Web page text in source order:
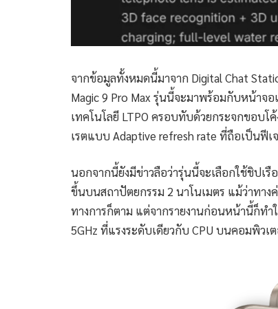
จากข้อมูลทั้งหมดนี้มาจาก Digital Chat
Magic 9 Pro Max รุ่นนี้จะมาพร้อมกับหน้าจ
เทคโนโลยี LTPO ครอบทับด้วยกระจกขอบ
เรตแบบ Adaptive refresh rate ที่ถือเป็นฟี
นอกจากนี้ยังมีข่าวลือว่ารุ่นนี้จะเลือกใช้ชิปเรื
ขึ้นบนสถาปัตยกรรม 2 นาโนเมตร แม้ว่าทาง
ทางการก็ตาม แต่จากรายงานก่อนหน้านี้ก็ท
5GHz ที่แรงระดับเดียวกับ CPU บนคอมพิวเต